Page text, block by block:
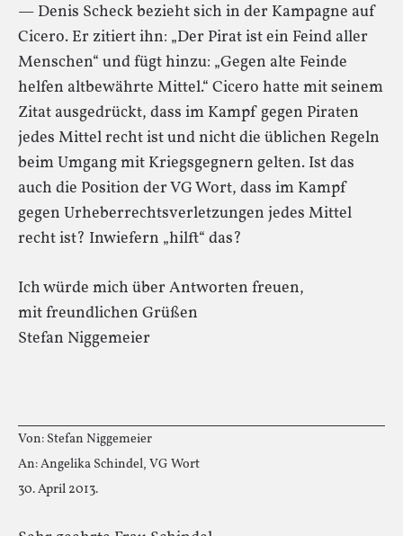
— Denis Scheck bezieht sich in der Kampagne auf
Cicero. Er zitiert ihn: „Der Pirat ist ein Feind aller
Menschen“ und fügt hinzu: „Gegen alte Feinde
helfen altbewährte Mittel.“ Cicero hatte mit seinem
Zitat ausgedrückt, dass im Kampf gegen Piraten
jedes Mittel recht ist und nicht die üblichen Regeln
beim Umgang mit Kriegsgegnern gelten. Ist das
auch die Position der VG Wort, dass im Kampf
gegen Urheberrechtsverletzungen jedes Mittel
recht ist? Inwiefern „hilft“ das?
Ich würde mich über Antworten freuen,
mit freundlichen Grüßen
Stefan Niggemeier
Von: Stefan Niggemeier
An: Angelika Schindel, VG Wort
30. April 2013.